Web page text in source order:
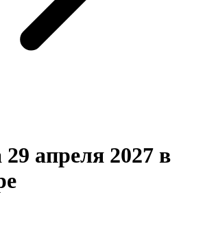
апреля 2027 в